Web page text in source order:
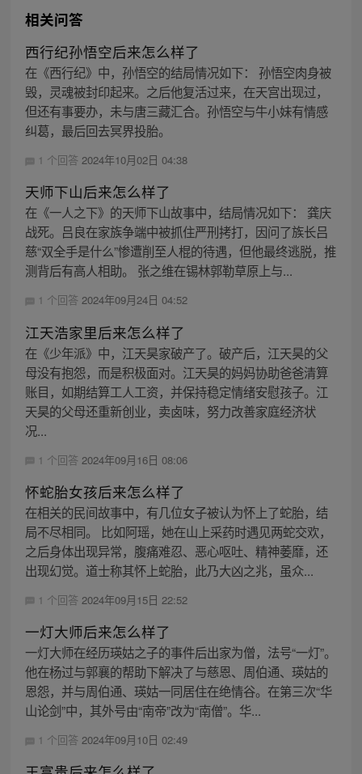
相关问答
西行纪孙悟空后来怎么样了
在《西行纪》中，孙悟空的结局情况如下： 孙悟空肉身被
毁，灵魂被封印起来。之后他复活过来，在天宫出现过，
但还有事要办，未与唐三藏汇合。孙悟空与牛小妹有情感
纠葛，最后回去冥界投胎。
1 个回答 2024年10月02日 04:38
天师下山后来怎么样了
在《一人之下》的天师下山故事中，结局情况如下： 龚庆
战死。吕良在家族争端中被抓住严刑拷打，因问了族长吕
慈“双全手是什么”惨遭削至人棍的待遇，但他最终逃脱，推
测背后有高人相助。 张之维在锡林郭勒草原上与...
1 个回答 2024年09月24日 04:52
江天浩家里后来怎么样了
在《少年派》中，江天昊家破产了。破产后，江天昊的父
母没有抱怨，而是积极面对。江天昊的妈妈协助爸爸清算
账目，如期结算工人工资，并保持稳定情绪安慰孩子。江
天昊的父母还重新创业，卖卤味，努力改善家庭经济状
况...
1 个回答 2024年09月16日 08:06
怀蛇胎女孩后来怎么样了
在相关的民间故事中，有几位女子被认为怀上了蛇胎，结
局不尽相同。 比如阿瑶，她在山上采药时遇见两蛇交欢，
之后身体出现异常，腹痛难忍、恶心呕吐、精神萎靡，还
出现幻觉。道士称其怀上蛇胎，此乃大凶之兆，虽众...
1 个回答 2024年09月15日 22:52
一灯大师后来怎么样了
一灯大师在经历瑛姑之子的事件后出家为僧，法号“一灯”。
他在杨过与郭襄的帮助下解决了与慈恩、周伯通、瑛姑的
恩怨，并与周伯通、瑛姑一同居住在绝情谷。在第三次“华
山论剑”中，其外号由“南帝”改为“南僧”。华...
1 个回答 2024年09月10日 02:49